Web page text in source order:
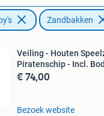
Zandbakken
Veiling - Houten
Piratenschip - Incl.
€ 74,00
Bezoek website